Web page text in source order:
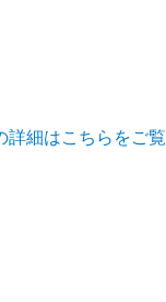
詳細はこちらをご覧